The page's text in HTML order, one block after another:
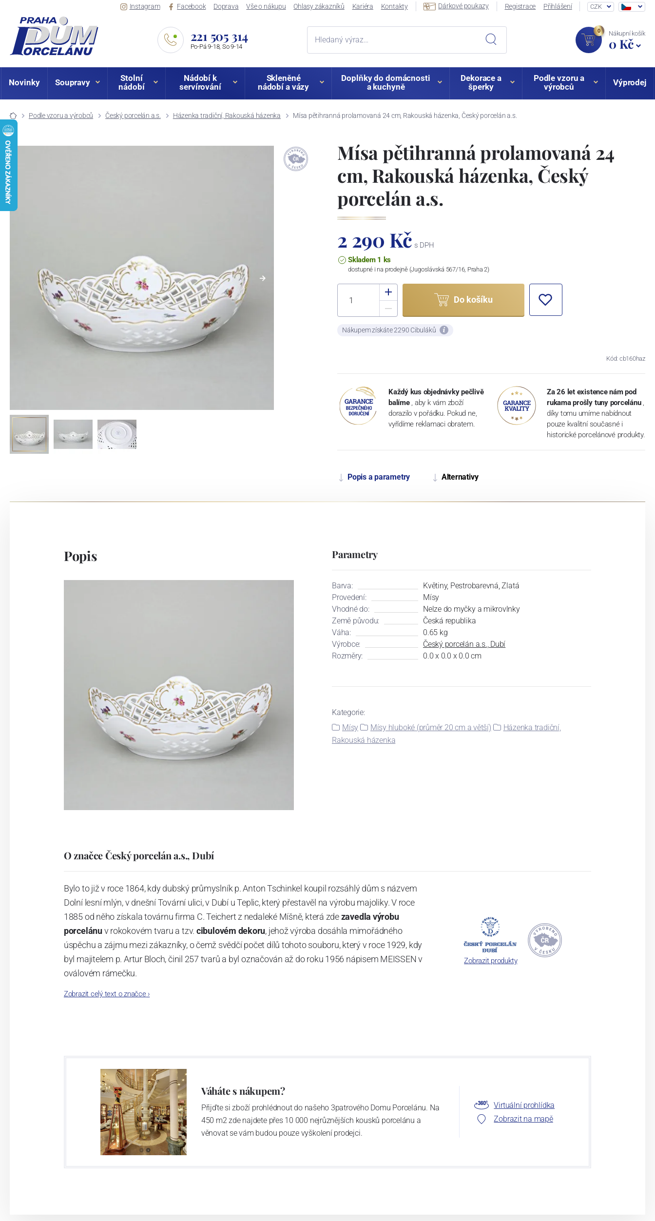
Instagram Facebook Doprava Vše o nákupu Ohlasy zákazníků Kariéra Kontakty Dárkové poukazy Registrace Přihlášení CZK
221 505 314
Po-Pá 9-18, So 9-14
0 Nákupní košík
0 Kč
Novinky Soupravy
Stolní
nádobí
Nádobí k
servírování
Skleněné
nádobí a vázy
Doplňky do domácnosti
a kuchyně
Dekorace a
šperky
Podle vzoru a
výrobců
Výprodej
Podle vzoru a výrobců Český porcelán a.s. Házenka tradiční, Rakouská házenka Mísa pětihranná prolamovaná 24 cm, Rakouská házenka, Český porcelán a.s.
Mísa pětihranná prolamovaná 24
cm, Rakouská házenka, Český
porcelán a.s.
2 290 Kč s DPH
Skladem 1 ks
dostupné i na prodejně (Jugoslávská 567/16, Praha 2)
Do košíku
Nákupem získáte 2290 Cibuláků
Kód: cb160haz
Každý kus objednávky pečlivě
balíme , aby k vám zboží
dorazilo v pořádku. Pokud ne,
vyřídíme reklamaci obratem.
Za 26 let existence nám pod
rukama prošly tuny porcelánu ,
díky tomu umíme nabídnout
pouze kvalitní současné i
historické porcelánové produkty.
Popis a parametry Alternativy
Popis Parametry
Barva:
Květiny, Pestrobarevná, Zlatá
Provedení:
Mísy
Vhodné do:
Nelze do myčky a mikrovlnky
Země původu:
Česká republika
Váha:
0.65 kg
Výrobce:
Český porcelán a.s., Dubí
Rozměry:
0.0 x 0.0 x 0.0 cm
Kategorie:
Mísy
Mísy hluboké (průměr 20 cm a větší)
Házenka tradiční,
Rakouská házenka
O značce Český porcelán a.s., Dubí
Bylo to již v roce 1864, kdy dubský průmyslník p. Anton Tschinkel koupil rozsáhlý dům s názvem
Dolní lesní mlýn, v dnešní Tovární ulici, v Dubí u Teplic, který přestavěl na výrobu majoliky. V roce
1885 od něho získala továrnu firma C. Teichert z nedaleké Míšně, která zdezavedla výrobu
porcelánuv rokokovém tvaru a tzv. cibulovém dekoru, jehož výroba dosáhla mimořádného
úspěchu a zájmu mezi zákazníky, o čemž svědčí počet dílů tohoto souboru, který v roce 1929, kdy
byl majitelem p. Artur Bloch, činil 257 tvarů a byl označován až do roku 1956 nápisem MEISSEN v
oválovém rámečku.
Dnes, kdy čtete tento úvod, nese firma název
Zobrazit celý text o značce›
Zobrazit produkty
Váháte s nákupem?
Přijďte si zboží prohlédnout do našeho 3patrového Domu Porcelánu. Na
450 m2 zde najdete přes 10 000 nejrůznějších kousků porcelánu a
věnovat se vám budou pouze vyškolení prodejci.
Virtuální prohlídka
Zobrazit na mapě